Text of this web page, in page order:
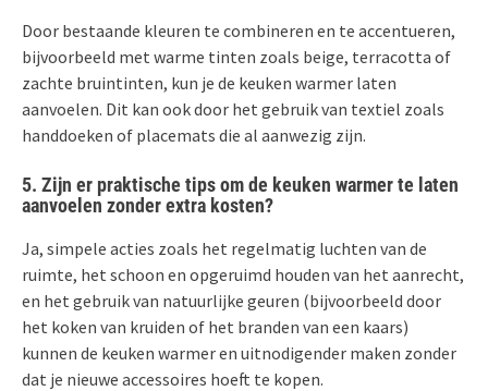
Door bestaande kleuren te combineren en te accentueren,
bijvoorbeeld met warme tinten zoals beige, terracotta of
zachte bruintinten, kun je de keuken warmer laten
aanvoelen. Dit kan ook door het gebruik van textiel zoals
handdoeken of placemats die al aanwezig zijn.
5. Zijn er praktische tips om de keuken warmer te laten
aanvoelen zonder extra kosten?
Ja, simpele acties zoals het regelmatig luchten van de
ruimte, het schoon en opgeruimd houden van het aanrecht,
en het gebruik van natuurlijke geuren (bijvoorbeeld door
het koken van kruiden of het branden van een kaars)
kunnen de keuken warmer en uitnodigender maken zonder
dat je nieuwe accessoires hoeft te kopen.